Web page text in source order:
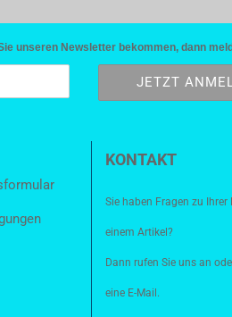
unseren Newsletter bekommen, dann
KONTAKT
Sie haben Fragen zu Ihrer
einem Artikel?
Dann rufen Sie uns an
eine E-Mail.